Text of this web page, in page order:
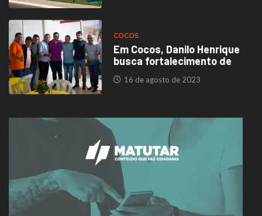
COCOS
Em Cocos, Danilo Henrique
busca fortalecimento de
16 de agosto de 2023